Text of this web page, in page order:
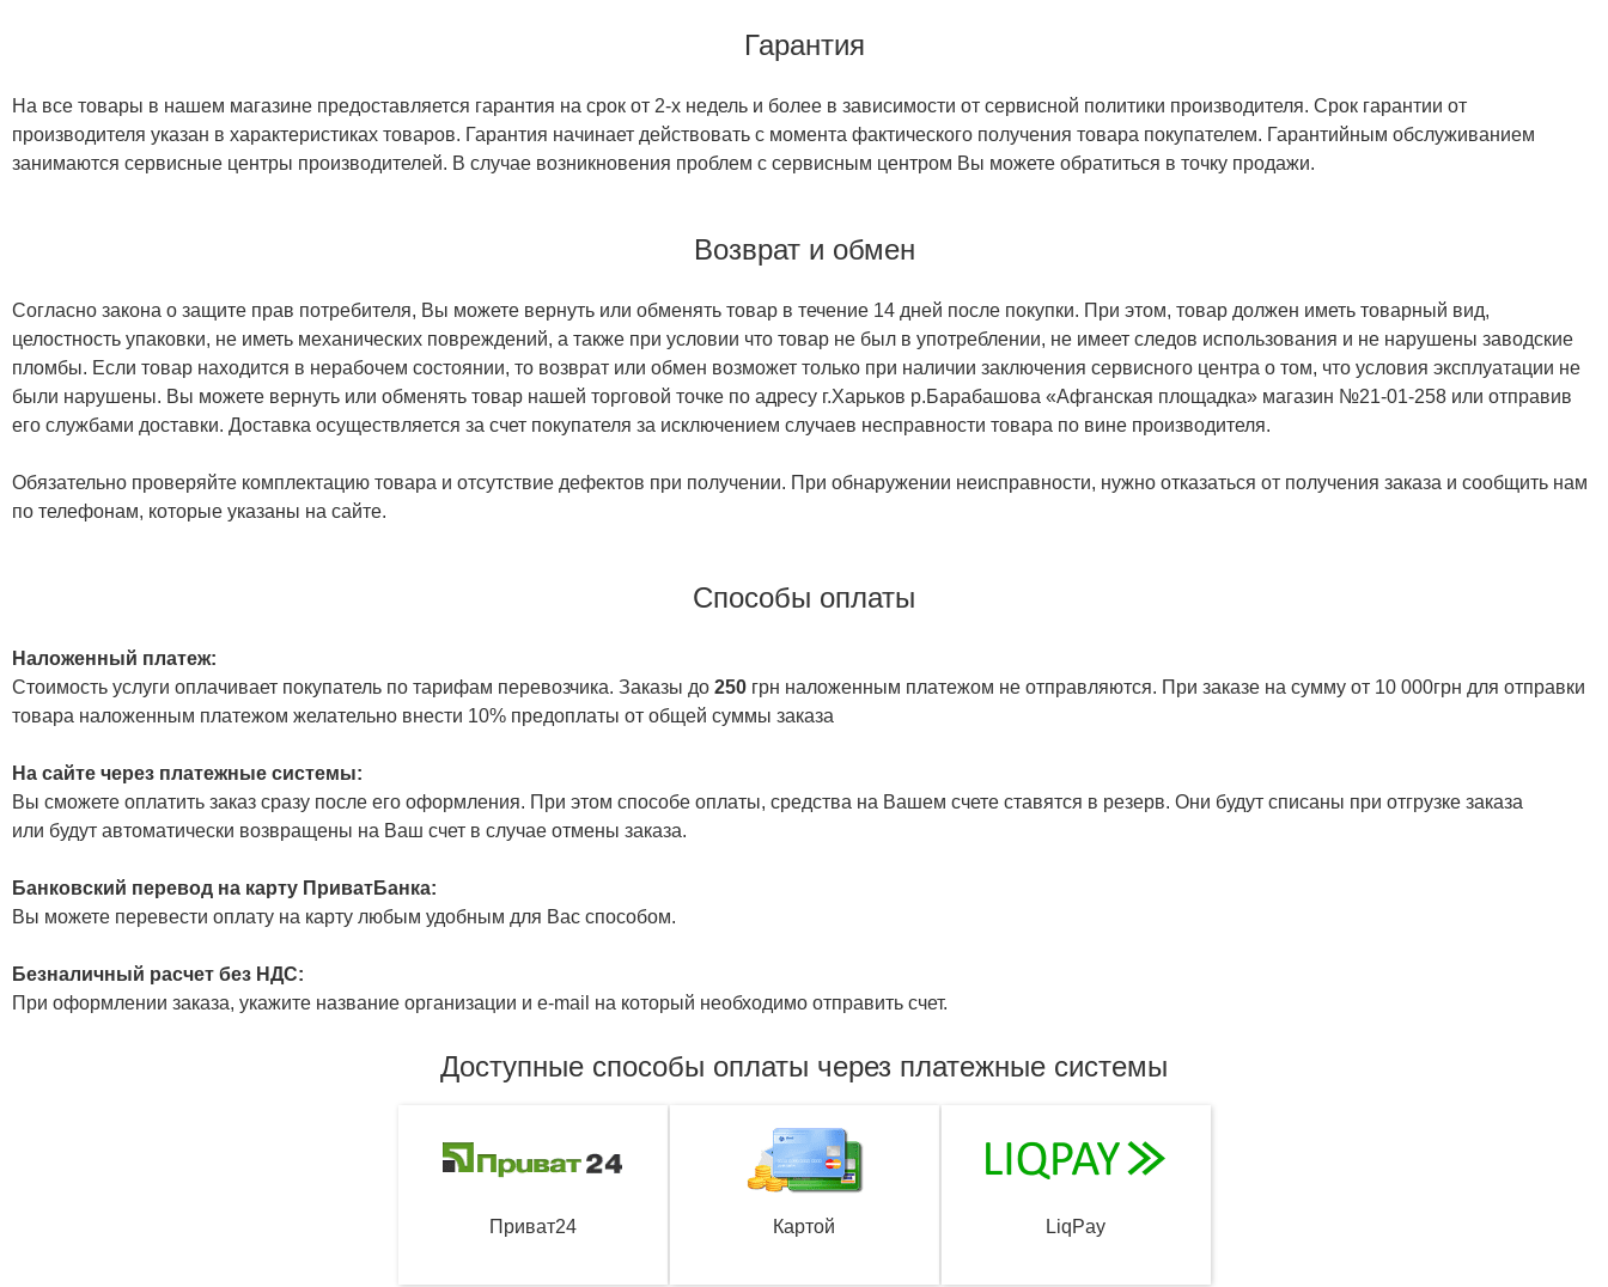
Гарантия
На все товары в нашем магазине предоставляется гарантия на срок от 2-х недель и более в зависимости от сервисной политики производителя. Срок гарантии от
производителя указан в характеристиках товаров. Гарантия начинает действовать с момента фактического получения товара покупателем. Гарантийным обслуживанием
занимаются сервисные центры производителей. В случае возникновения проблем с сервисным центром Вы можете обратиться в точку продажи.
Возврат и обмен
Согласно закона о защите прав потребителя, Вы можете вернуть или обменять товар в течение 14 дней после покупки. При этом, товар должен иметь товарный вид,
целостность упаковки, не иметь механических повреждений, а также при условии что товар не был в употреблении, не имеет следов использования и не нарушены заводские
пломбы. Если товар находится в нерабочем состоянии, то возврат или обмен возможет только при наличии заключения сервисного центра о том, что условия эксплуатации не
были нарушены. Вы можете вернуть или обменять товар нашей торговой точке по адресу г.Харьков р.Барабашова «Афганская площадка» магазин №21-01-258 или отправив
его службами доставки. Доставка осуществляется за счет покупателя за исключением случаев несправности товара по вине производителя.
Обязательно проверяйте комплектацию товара и отсутствие дефектов при получении. При обнаружении неисправности, нужно отказаться от получения заказа и сообщить нам
по телефонам, которые указаны на сайте.
Способы оплаты
Наложенный платеж:
Стоимость услуги оплачивает покупатель по тарифам перевозчика. Заказы до 250 грн наложенным платежом не отправляются. При заказе на сумму от 10 000грн для отправки
товара наложенным платежом желательно внести 10% предоплаты от общей суммы заказа
На сайте через платежные системы:
Вы сможете оплатить заказ сразу после его оформления. При этом способе оплаты, средства на Вашем счете ставятся в резерв. Они будут списаны при отгрузке заказа
или будут автоматически возвращены на Ваш счет в случае отмены заказа.
Банковский перевод на карту ПриватБанка:
Вы можете перевести оплату на карту любым удобным для Вас способом.
Безналичный расчет без НДС:
При оформлении заказа, укажите название организации и e-mail на который необходимо отправить счет.
Доступные способы оплаты через платежные системы
Приват24 Картой LiqPay